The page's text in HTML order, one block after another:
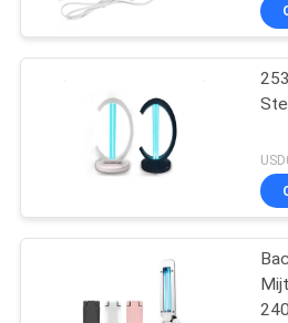
CONTACTEER
ONS
NIEUWSKleine
Comité